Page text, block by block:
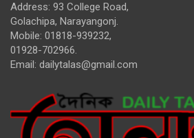
Address: 93 College Road,
Golachipa, Narayangonj.
Mobile: 01818-939232,
01928-702966.
Email: dailytalas@gmail.com